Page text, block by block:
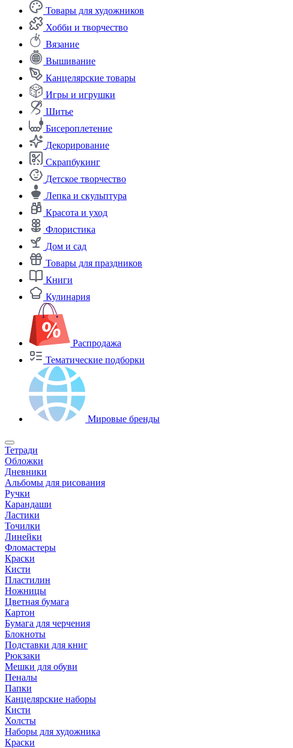
Товары для художников
Хобби и творчество
Вязание
Вышивание
Канцелярские товары
Игры и игрушки
Шитье
Бисероплетение
Декорирование
Скрапбукинг
Детское творчество
Лепка и скульптура
Красота и уход
Флористика
Дом и сад
Товары для праздников
Книги
Кулинария
Распродажа
Тематические подборки
Мировые бренды
Тетради
Обложки
Дневники
Альбомы для рисования
Ручки
Карандаши
Ластики
Точилки
Линейки
Фломастеры
Краски
Кисти
Пластилин
Ножницы
Цветная бумага
Картон
Бумага для черчения
Блокноты
Подставки для книг
Рюкзаки
Мешки для обуви
Пеналы
Папки
Канцелярские наборы
Кисти
Холсты
Наборы для художника
Краски